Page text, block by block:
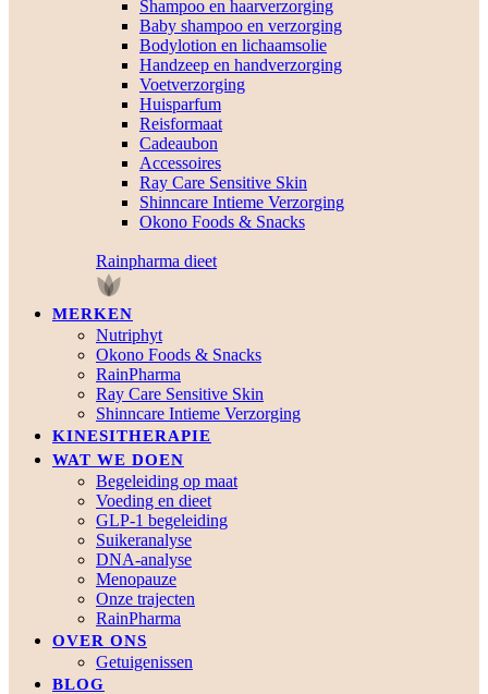
Shampoo en haarverzorging
Baby shampoo en verzorging
Bodylotion en lichaamsolie
Handzeep en handverzorging
Voetverzorging
Huisparfum
Reisformaat
Cadeaubon
Accessoires
Ray Care Sensitive Skin
Shinncare Intieme Verzorging
Okono Foods & Snacks
Rainpharma dieet
MERKEN
Nutriphyt
Okono Foods & Snacks
RainPharma
Ray Care Sensitive Skin
Shinncare Intieme Verzorging
KINESITHERAPIE
WAT WE DOEN
Begeleiding op maat
Voeding en dieet
GLP-1 begeleiding
Suikeranalyse
DNA-analyse
Menopauze
Onze trajecten
RainPharma
OVER ONS
Getuigenissen
BLOG